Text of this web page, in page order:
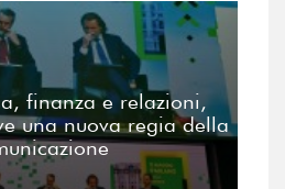
finanza e relazioni,
una nuova regia della